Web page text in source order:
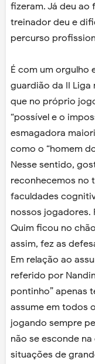
fizeram. Já deu
treinador deu e
percurso
É com um orgulho
guardião da II Liga
que no próprio
“possível e o
esmagadora
como o “homem
Nesse sentido,
reconhecemos no
faculdades
nossos jogadores.
Quim ficou no
assim, fez as
Em relação ao
referido por
pontinho” apenas
assume em todos
jogando sempre
não se esconde
situações de